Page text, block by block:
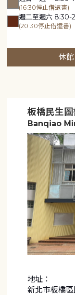
(16:30停止借還書)
週二至週六 8:30-
(20:30停止借還書)
休
板橋民生
Banqiao
地址：
新北市板橋